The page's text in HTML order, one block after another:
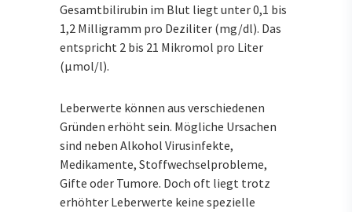
Gesamtbilirubin im Blut liegt unter 0,1 bis
1,2 Milligramm pro Deziliter (mg/dl). Das
entspricht 2 bis 21 Mikromol pro Liter
(μmol/l).
Leberwerte können aus verschiedenen
Gründen erhöht sein. Mögliche Ursachen
sind neben Alkohol Virusinfekte,
Medikamente, Stoffwechselprobleme,
Gifte oder Tumore. Doch oft liegt trotz
erhöhter Leberwerte keine spezielle